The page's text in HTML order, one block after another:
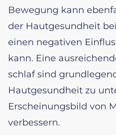
Bewegung kann
der Hautgesundheit
einen negativen
kann. Eine
schlaf sind
Hautgesundheit zu
Erscheinungsbild von
verbessern.